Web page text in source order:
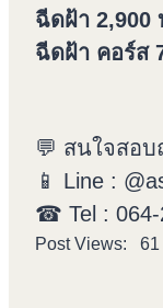
ฉีดฝ้า 2,900
ฉีดฝ้า คอร์ส
💬 สนใจสอบ
📱 Line :
☎ Tel : 064-
Post Views: 61